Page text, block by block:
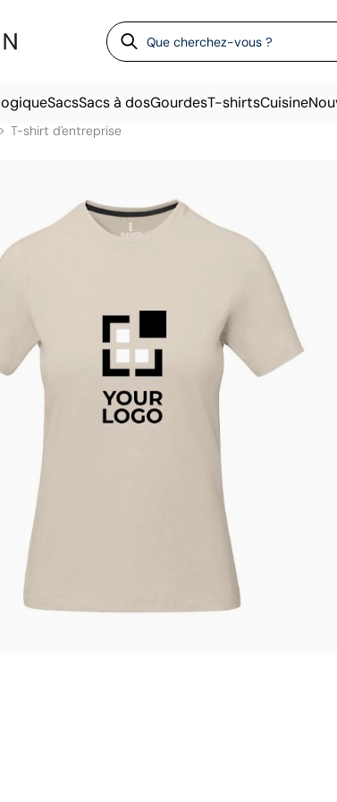
SacsSacs à dosGourdesT-shirtsCuisine
T-shirt d'entreprise